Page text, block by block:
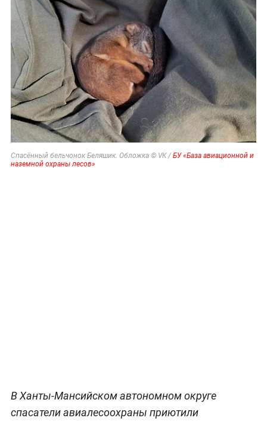
Спасённый бельчонок Беляшик. Обложка © VK / БУ «База авиационной и
наземной охраны лесов»
В Ханты-Мансийском автономном округе
спасатели авиалесоохраны приютили